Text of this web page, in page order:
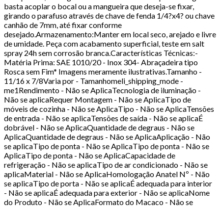
basta acoplar o bocal ou a mangueira que deseja-se fixar,
girando o parafuso através de chave de fenda 1/4?x4? ou chave
canhão de 7mm, até fixar conforme
desejado.Armazenamento:Manter em local seco, arejado e livre
de umidade. Peça com acabamento superficial, teste em salt
spray 24h sem corrosão branca.Características Técnicas:-
Matéria Prima: SAE 1010/20 - Inox 304- Abraçadeira tipo
Rosca sem Fim* Imagens meramente ilustrativas.Tamanho -
11/16 x 7/8Varia por - Tamanhomeli_shipping_mode -
me1Rendimento - Não se AplicaTecnologia de iluminação -
Não se aplicaRequer Montagem - Não se AplicaTipo de
móveis de cozinha - Não se AplicaTipo - Não se AplicaTensões
de entrada - Não se aplicaTensões de saída - Não se aplicaÉ
dobrável - Não se AplicaQuantidade de degraus - Não se
AplicaQuantidade de degraus - Não se AplicaAplicação - Não
se aplicaTipo de ponta - Não se AplicaTipo de ponta - Não se
AplicaTipo de ponta - Não se AplicaCapacidade de
refrigeração - Não se aplicaTipo de ar condicionado - Não se
aplicaMaterial - Não se AplicaHomologação Anatel Nº - Não
se aplicaTipo de porta - Não se aplicaÉ adequada para interior
- Não se aplicaÉ adequada para exterior - Não se aplicaNome
do Produto - Não se AplicaFormato do Macaco - Não se